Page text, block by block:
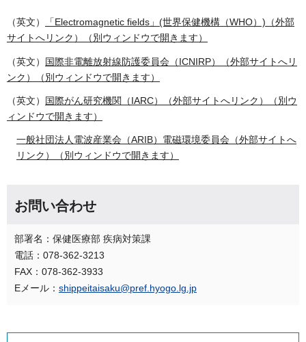
（英文）
「Electromagnetic fields」(世界保健機構（WHO）)（外部
サイトへリンク）（別ウィンドウで開きます）
（英文） 国際非電離放射線防護委員会（ICNIRP）（外部サイトへリ
ンク）（別ウィンドウで開きます）
（英文）
国際がん研究機関（IARC）（外部サイトへリンク）（別ウ
ィンドウで開きます）
一般社団法人電波産業会（ARIB）電磁環境委員会（外部サイトへ
リンク）（別ウィンドウで開きます）
お問い合わせ
部署名：保健医療部 疾病対策課
電話：078-362-3213
FAX：078-362-3933
Eメール： shippeitaisaku@pref.hyogo.lg.jp